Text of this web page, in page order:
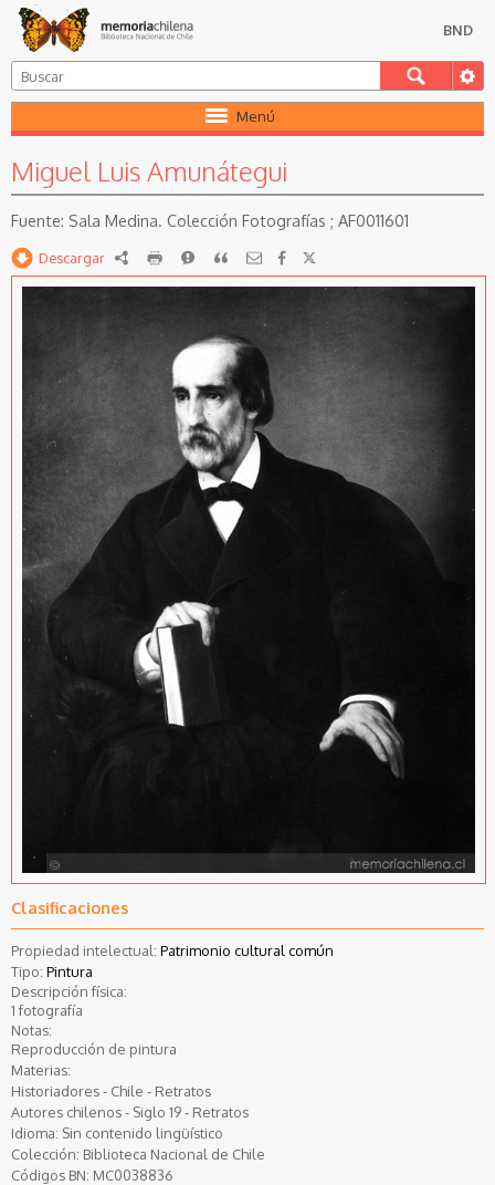
BND
Menú
Miguel Luis Amunátegui
Sala Medina. Colección Fotografías ; AF0011601
Descargar RDF imprimirReportarCitar
Clasificaciones
Propiedad intelectual: Patrimonio cultural común
Tipo: Pintura
Descripción física:
1 fotografía
Notas:
Reproducción de pintura
Materias:
Historiadores - Chile - Retratos
Autores chilenos - Siglo 19 - Retratos
Idioma: Sin contenido lingüístico
Colección: Biblioteca Nacional de Chile
Códigos BN: MC0038836